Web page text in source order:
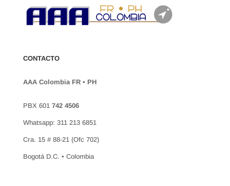
CONTACTO
AAA Colombia FR • PH
PBX 601 742 4506
Whatsapp: 311 213 6851
Cra. 15 # 88-21 (Ofc 702)
Bogotá D.C. • Colombia